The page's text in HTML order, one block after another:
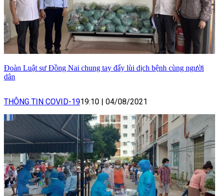
Đoàn Luật sư Đồng Nai chung tay đẩy lùi dịch bệnh cùng người
dân
THÔNG TIN COVID-1919:10 | 04/08/2021